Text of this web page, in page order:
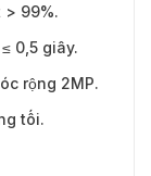
> 99%.
0,5 giây.
rộng 2MP.
tối.